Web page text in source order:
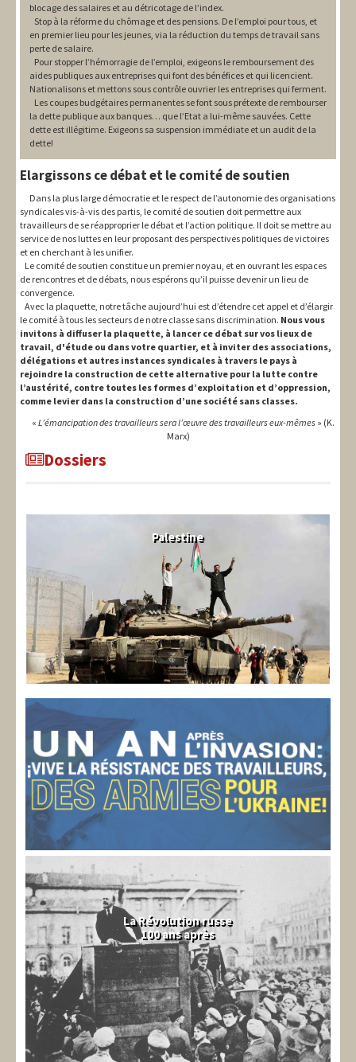
blocage des salaires et au détricotage de l’index.
Stop à la réforme du chômage et des pensions. De l’emploi pour tous, et
en premier lieu pour les jeunes, via la réduction du temps de travail sans
perte de salaire.
Pour stopper l’hémorragie de l’emploi, exigeons le remboursement des
aides publiques aux entreprises qui font des bénéfices et qui licencient.
Nationalisons et mettons sous contrôle ouvrier les entreprises qui ferment.
Les coupes budgétaires permanentes se font sous prétexte de rembourser
la dette publique aux banques… que l’Etat a lui-même sauvées. Cette
dette est illégitime. Exigeons sa suspension immédiate et un audit de la
dette!
Elargissons ce débat et le comité de soutien
Dans la plus large démocratie et le respect de l’autonomie des organisations
syndicales vis-à-vis des partis, le comité de soutien doit permettre aux
travailleurs de se réapproprier le débat et l’action politique. Il doit se mettre au
service de nos luttes en leur proposant des perspectives politiques de victoires
et en cherchant à les unifier.
Le comité de soutien constitue un premier noyau, et en ouvrant les espaces
de rencontres et de débats, nous espérons qu’il puisse devenir un lieu de
convergence.
Avec la plaquette, notre tâche aujourd’hui est d’étendre cet appel et d’élargir
le comité à tous les secteurs de notre classe sans discrimination. Nous vous
invitons à diffuser la plaquette, à lancer ce débat sur vos lieux de
travail, d'étude ou dans votre quartier, et à inviter des associations,
délégations et autres instances syndicales à travers le pays à
rejoindre la construction de cette alternative pour la lutte contre
l’austérité, contre toutes les formes d’exploitation et d’oppression,
comme levier dans la construction d’une société sans classes.
« L’émancipation des travailleurs sera l’œuvre des travailleurs eux-mêmes» (K.
Marx)
Dossiers
Palestine
La Révolution russe
100 ans après